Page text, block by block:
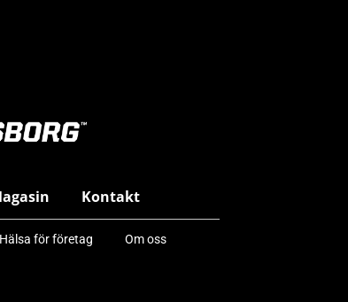
Kontakt
Hälsa för företag Om oss